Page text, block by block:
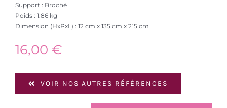
Support : Broché
Poids : 1.86 kg
Dimension (HxPxL) : 12 cm x 135 cm x 215 cm
16,00 €
VOIR NOS AUTRES RÉFÉRENCES